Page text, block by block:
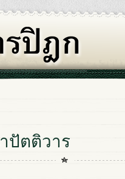
ปัตติวาร